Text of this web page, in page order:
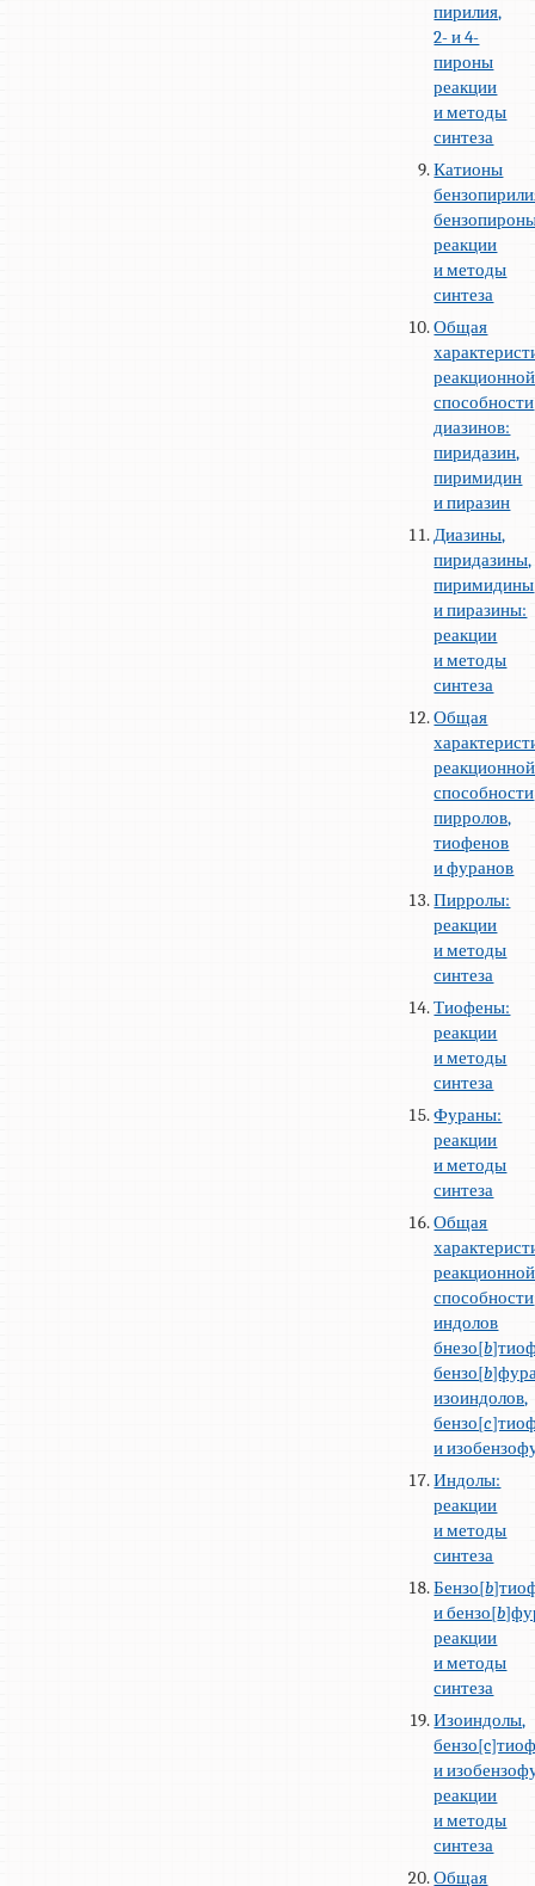
пирилия,
2- и 4-
пироны
реакции
и методы
синтеза
Катионы
реакции
и методы
синтеза
Общая
реакционной
способности
диазинов:
пиридазин,
пиримидин
и пиразин
Диазины,
пиридазины,
пиримидины
и пиразины:
реакции
и методы
синтеза
Общая
реакционной
способности
пирролов,
тиофенов
и фуранов
Пирролы:
реакции
и методы
синтеза
Тиофены:
реакции
и методы
синтеза
Фураны:
реакции
и методы
синтеза
Общая
реакционной
способности
индолов
бнезо[b
бензо[b
изоиндолов,
бензо[c
и
Индолы:
реакции
и методы
синтеза
Бензо[b
и бензо[b
реакции
и методы
синтеза
Изоиндолы,
и
реакции
и методы
синтеза
Общая